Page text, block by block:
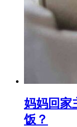
妈妈回家
饭？